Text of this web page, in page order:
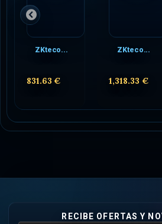
ZKteco...
831.63 €
ZKteco...
1,318.33 €
RECIBE OFERTAS Y